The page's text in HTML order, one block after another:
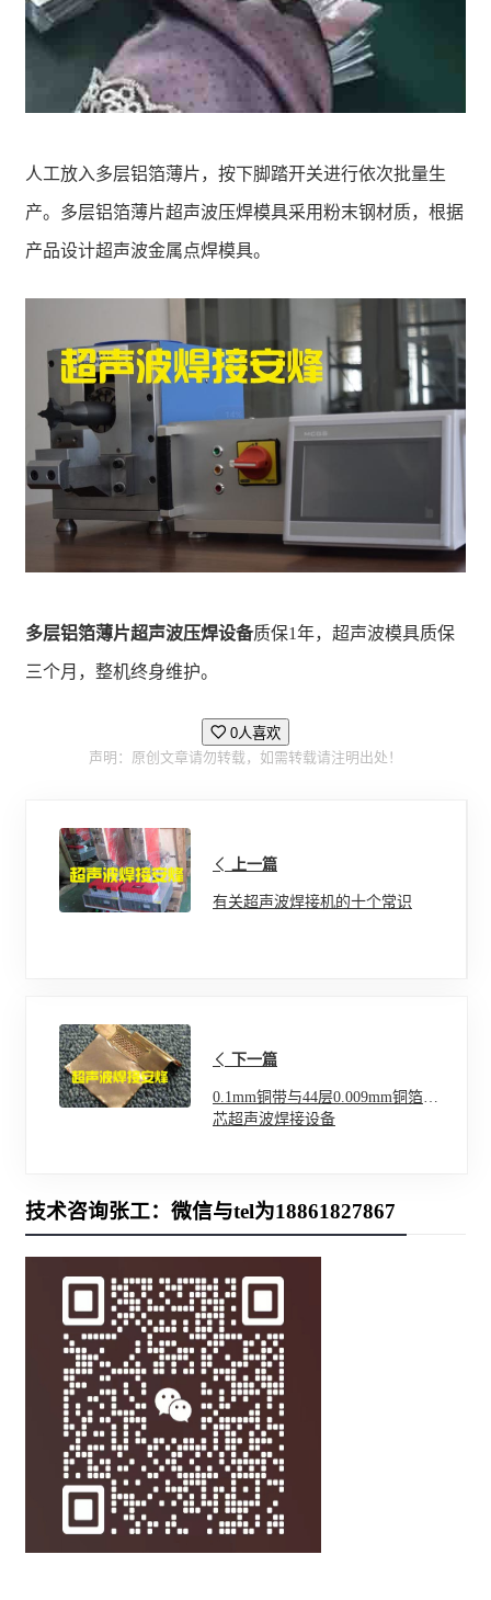
人工放入多层铝箔薄片，按下脚踏开关进行依次批量生
产。多层铝箔薄片超声波压焊模具采用粉末钢材质，根据
产品设计超声波金属点焊模具。
多层铝箔薄片超声波压焊设备质保1年，超声波模具质保
三个月，整机终身维护。
0人喜欢
声明：原创文章请勿转载，如需转载请注明出处！
上一篇
有关超声波焊接机的十个常识
下一篇
0.1mm铜带与44层0.009mm铜箔电
芯超声波焊接设备
技术咨询张工：微信与tel为18861827867